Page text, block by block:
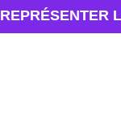
REPRÉSENTER